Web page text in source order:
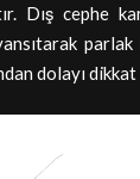
Dış cephe
dolayı dikkat